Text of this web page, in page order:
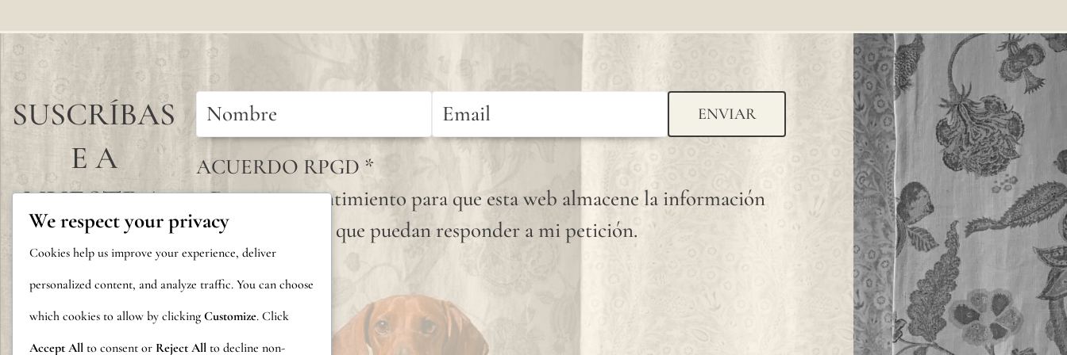
SUSCRÍBAS
E A
NUESTRA
NEWSLETT
ER
ENVIAR
ACUERDO RPGD *
Doy mi consentimiento para que esta web almacene la información
que envío para que puedan responder a mi petición.
We respect your privacy
Cookies help us improve your experience, deliver
personalized content, and analyze traffic. You can choose
which cookies to allow by clicking Customize. Click
Accept All to consent or Reject All to decline non-